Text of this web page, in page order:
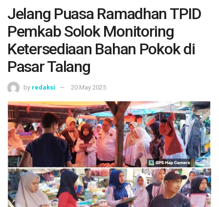
Jelang Puasa Ramadhan TPID
Pemkab Solok Monitoring
Ketersediaan Bahan Pokok di
Pasar Talang
by redaksi 20 May 2025